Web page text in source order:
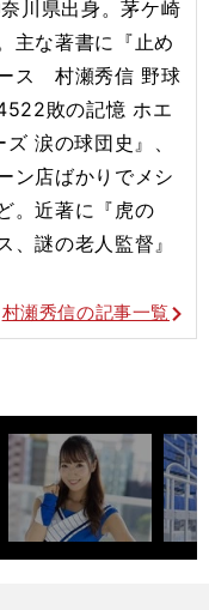
川県出身。茅ケ崎
主な著書に『止め
ス 村瀬秀信 野球
敗の記憶 ホエ
涙の球団史』、
ン店ばかりでメシ
。近著に『虎の
謎の老人監督』
村瀬秀信の記事一覧